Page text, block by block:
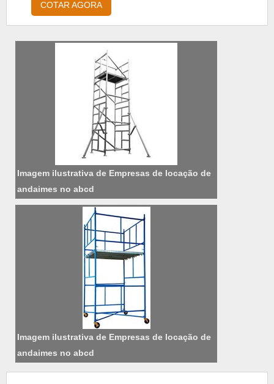
de uma torre de andaimes, encontra na Getec
placa de base elevatória, garantindo a
satisfação da venda à entrega final, com foco
total na qualidade.Não obstante, quando ...
COTAR AGORA
Imagem ilustrativa de Empresas de locação de
andaimes no abcd
Imagem ilustrativa de Empresas de locação de
andaimes no abcd